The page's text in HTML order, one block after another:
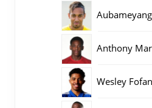
Aubameyang
Anthony
Wesley